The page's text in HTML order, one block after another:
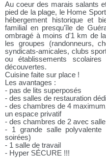
Au coeur des marais salants
pied de la plage, le Home
hébergement historique et
familial en presqu'île de
ombragé à moins d'1 km de
les groupes (randonneurs,
syndicats-amicales, clubs
ou établissements
découvertes.
Cuisine faite sur place !
Les avantages :
- pas de lits superposés
- des salles de restauration
- des chambres de 4
un espace privatif
- des chambres de 2 avec
- 1 grande salle polyvalente
soirées)
- 1 salle de travail
- Hyper SÉCURE !!!